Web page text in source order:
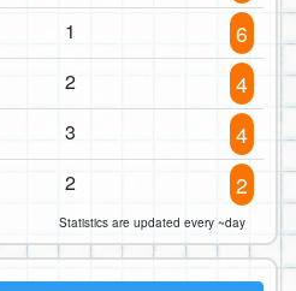
1 6
2 4
3 4
2 2
Statistics are updated every ~day